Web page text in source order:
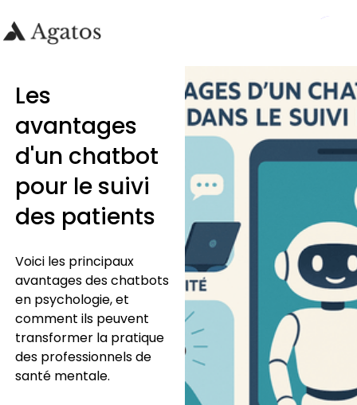
Les
avantages
d'un chatbot
pour le suivi
des patients
Voici les principaux
avantages des chatbots
en psychologie, et
comment ils peuvent
transformer la pratique
des professionnels de
santé mentale.